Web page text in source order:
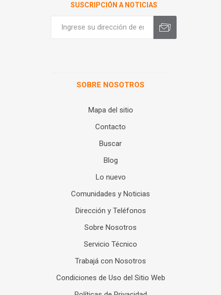
SUSCRIPCIÓN A NOTICIAS
SOBRE NOSOTROS
Mapa del sitio
Contacto
Buscar
Blog
Lo nuevo
Comunidades y Noticias
Dirección y Teléfonos
Sobre Nosotros
Servicio Técnico
Trabajá con Nosotros
Condiciones de Uso del Sitio Web